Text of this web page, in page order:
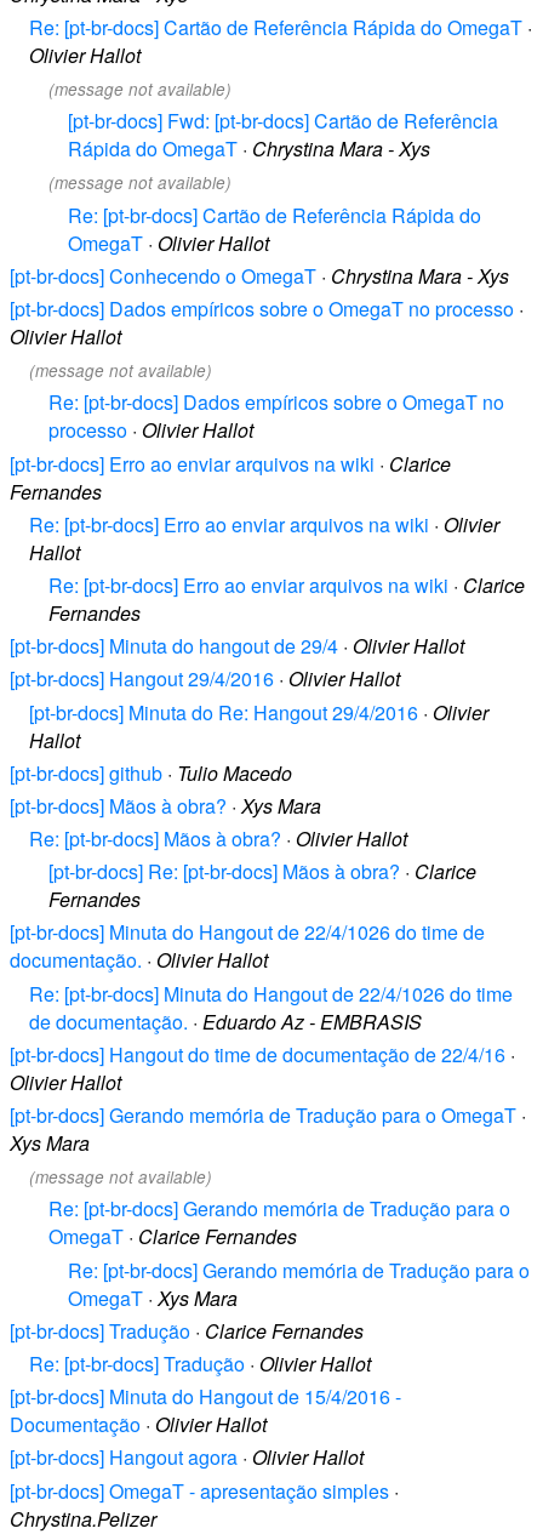
Re: [pt-br-docs] Cartão de Referência Rápida do OmegaT ·
Olivier Hallot
(message not available)
[pt-br-docs] Fwd: [pt-br-docs] Cartão de Referência
Rápida do OmegaT · Chrystina Mara - Xys
(message not available)
Re: [pt-br-docs] Cartão de Referência Rápida do
OmegaT · Olivier Hallot
[pt-br-docs] Conhecendo o OmegaT · Chrystina Mara - Xys
[pt-br-docs] Dados empíricos sobre o OmegaT no processo ·
Olivier Hallot
(message not available)
Re: [pt-br-docs] Dados empíricos sobre o OmegaT no
processo · Olivier Hallot
[pt-br-docs] Erro ao enviar arquivos na wiki · Clarice
Fernandes
Re: [pt-br-docs] Erro ao enviar arquivos na wiki · Olivier
Hallot
Re: [pt-br-docs] Erro ao enviar arquivos na wiki · Clarice
Fernandes
[pt-br-docs] Minuta do hangout de 29/4 · Olivier Hallot
[pt-br-docs] Hangout 29/4/2016 · Olivier Hallot
[pt-br-docs] Minuta do Re: Hangout 29/4/2016 · Olivier
Hallot
[pt-br-docs] github · Tulio Macedo
[pt-br-docs] Mãos à obra? ·Xys Mara
Re: [pt-br-docs] Mãos à obra? · Olivier Hallot
[pt-br-docs] Re: [pt-br-docs] Mãos à obra? · Clarice
Fernandes
[pt-br-docs] Minuta do Hangout de 22/4/1026 do time de
documentação. · Olivier Hallot
Re: [pt-br-docs] Minuta do Hangout de 22/4/1026 do time
de documentação. · Eduardo Az - EMBRASIS
[pt-br-docs] Hangout do time de documentação de 22/4/16 ·
Olivier Hallot
[pt-br-docs] Gerando memória de Tradução para o OmegaT ·
Xys Mara
(message not available)
Re: [pt-br-docs] Gerando memória de Tradução para o
OmegaT · Clarice Fernandes
Re: [pt-br-docs] Gerando memória de Tradução para o
OmegaT · Xys Mara
[pt-br-docs] Tradução · Clarice Fernandes
Re: [pt-br-docs] Tradução · Olivier Hallot
[pt-br-docs] Minuta do Hangout de 15/4/2016 -
Documentação · Olivier Hallot
[pt-br-docs] Hangout agora · Olivier Hallot
[pt-br-docs] OmegaT - apresentação simples ·
Chrystina.Pelizer